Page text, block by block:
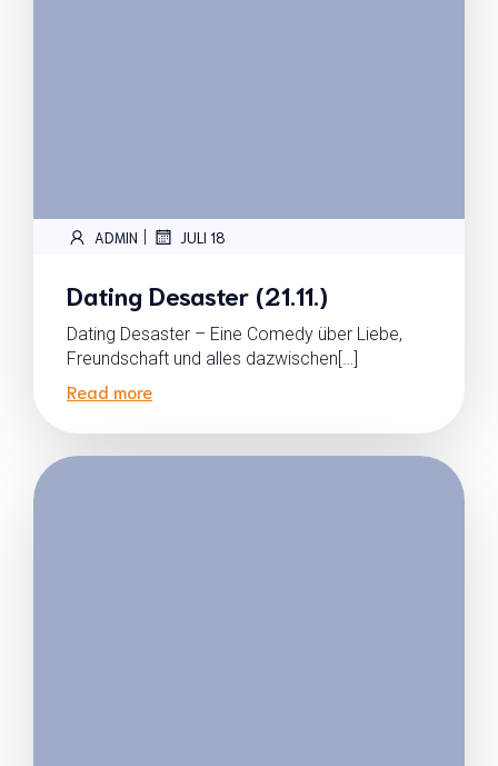
ADMIN | JULI 18
Dating Desaster (21.11.)
Dating Desaster – Eine Comedy über Liebe,
Freundschaft und alles dazwischen[…]
Read more